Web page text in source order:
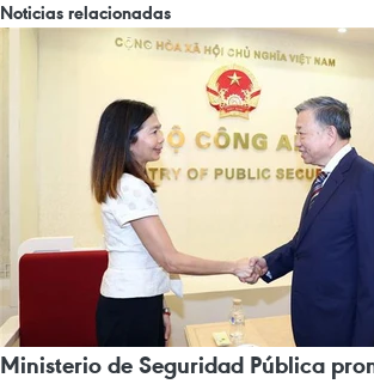
Noticias relacionadas
Ministerio de Seguridad Pública